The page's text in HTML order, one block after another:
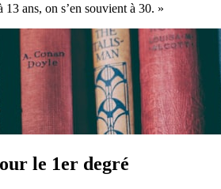
13 ans, on s’en souvient à 30. »
le 1er degré